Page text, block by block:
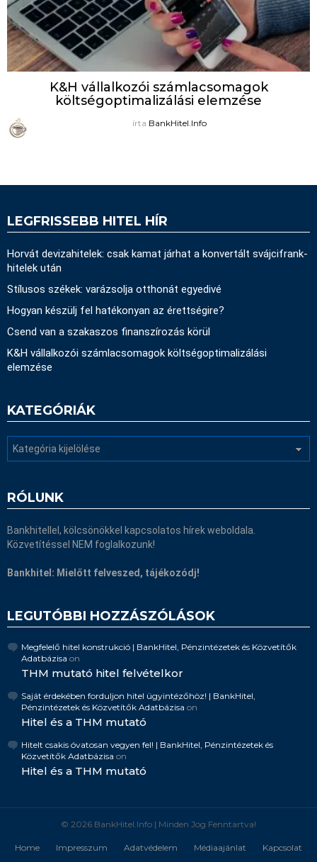
K&H vállalkozói számlacsomagok
költségoptimalizálási elemzése
írta BankHitel.Info
LEGFRISSEBB HITEL HÍR
Horvát devizahitelek: csak kamat járhat a konvertált svájcifrank-
hitelek után
Stílusos székek: varázsolja otthonát egyedivé
Hogyan készülj fel hatékonyan az érettségire?
Csend van a szakaszos finanszírozás körül
K&H vállalkozói számlacsomagok költségoptimalizálási
elemzése
KATEGÓRIÁK
RÓLUNK
Bankhitellel, kölcsönökkel kapcsolatos hírek weboldala.
Közvetítéssel NEM foglalkozunk!
Bankhitel: Mielőtt felveszed, tájékozódj!
LEGUTÓBBI HOZZÁSZÓLÁSOK
Megfelelő hitel konstrukció | BankHitel, Pénzintézetek és Közvetítők
Adatbázisa on
THM mutató hitel felvételkor
Saját érdekében forduljon hitel ügyintézőhöz! | BankHitel,
Pénzintézetek és Közvetítők Adatbázisa on
Hitel és a THM mutató
Hitelt csakis óvatosan vegyen fel! | BankHitel, Pénzintézetek és
Közvetítők Adatbázisa on
Hitel és a THM mutató
© 2026 BankHitel.Info | Minden Jog Fenntartva!
Home Impresszum Adatvédelem Médiaajánlat Kapcsolat